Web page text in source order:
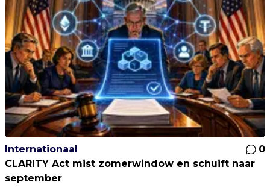
Internationaal
0
CLARITY Act mist zomerwindow en schuift naar
september